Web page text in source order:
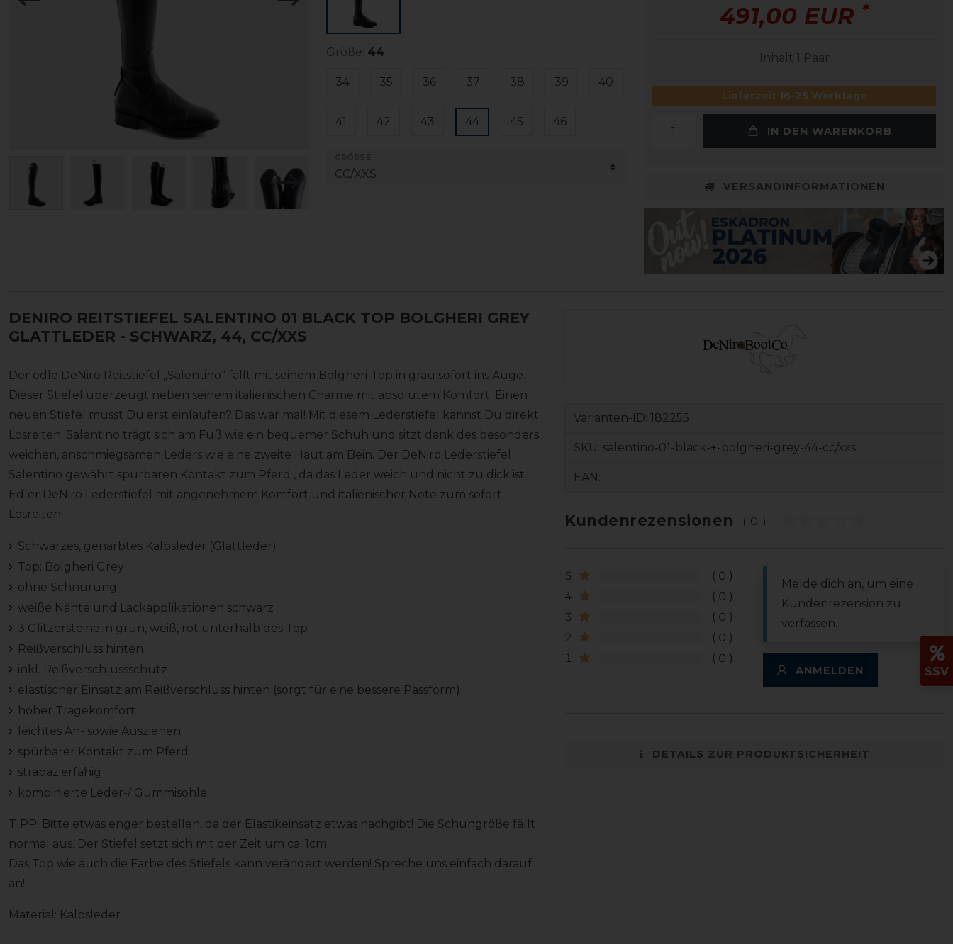
Größe: 44
34 35 36 37 38 39 40
41 42 43 44 45 46
491,00 EUR *
Inhalt 1 Paar
Lieferzeit 16-25 Werktage
IN DEN WARENKORB
VERSANDINFORMATIONEN
DENIRO REITSTIEFEL SALENTINO 01 BLACK TOP BOLGHERI GREY
GLATTLEDER - SCHWARZ, 44, CC/XXS
Der edle DeNiro Reitstiefel „Salentino“ fällt mit seinem Bolgheri-Top in grau sofort ins Auge.
Dieser Stiefel überzeugt neben seinem italienischen Charme mit absolutem Komfort. Einen
neuen Stiefel musst Du erst einlaufen? Das war mal! Mit diesem Lederstiefel kannst Du direkt
Losreiten. Salentino trägt sich am Fuß wie ein bequemer Schuh und sitzt dank des besonders
weichen, anschmiegsamen Leders wie eine zweite Haut am Bein. Der DeNiro Lederstiefel
Salentino gewährt spürbaren Kontakt zum Pferd , da das Leder weich und nicht zu dick ist.
Edler DeNiro Lederstiefel mit angenehmem Komfort und italienischer Note zum sofort
Losreiten!
Schwarzes, genarbtes Kalbsleder (Glattleder)
Top: Bolgheri Grey
ohne Schnürung
weiße Nähte und Lackapplikationen schwarz
3 Glitzersteine in grün, weiß, rot unterhalb des Top
Reißverschluss hinten
inkl. Reißverschlussschutz
elastischer Einsatz am Reißverschluss hinten (sorgt für eine bessere Passform)
hoher Tragekomfort
leichtes An- sowie Ausziehen
spürbarer Kontakt zum Pferd
strapazierfähig
kombinierte Leder-/ Gummisohle
TIPP: Bitte etwas enger bestellen, da der Elastikeinsatz etwas nachgibt! Die Schuhgröße fällt
normal aus. Der Stiefel setzt sich mit der Zeit um ca. 1cm.
Das Top wie auch die Farbe des Stiefels kann verändert werden! Spreche uns einfach darauf
an!
Material: Kalbsleder
Varianten-ID: 182255
SKU: salentino-01-black-+-bolgheri-grey-44-cc/xxs
EAN:
Kundenrezensionen (0)
5
0
4
0
3
0
2
0
1
0
Melde dich an, um eine
Kundenrezension zu
verfassen.
ANMELDEN
DETAILS ZUR PRODUKTSICHERHEIT
SSV